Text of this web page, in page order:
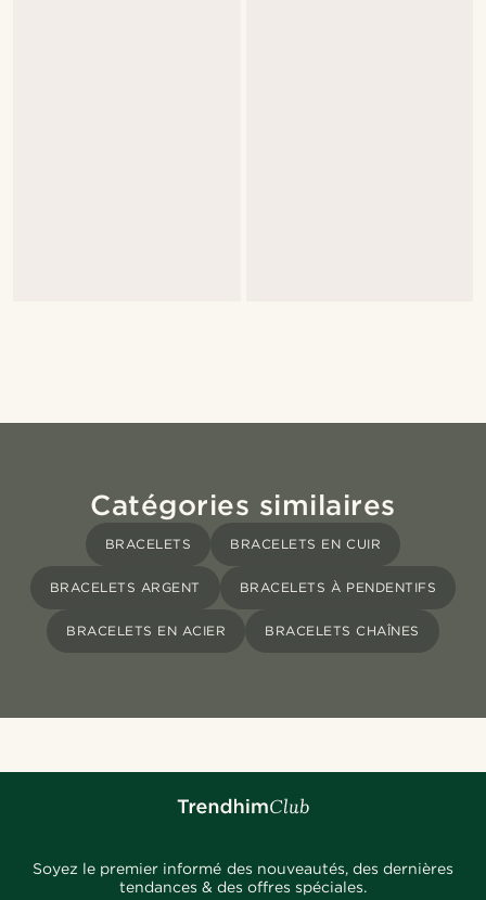
Catégories similaires
BRACELETS BRACELETS EN CUIR
BRACELETS ARGENT BRACELETS À PENDENTIFS
BRACELETS EN ACIER BRACELETS CHAÎNES
Soyez le premier informé des nouveautés, des dernières
tendances & des offres spéciales.